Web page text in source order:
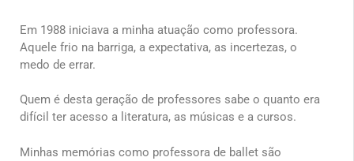
Em 1988 iniciava a minha atuação como professora.
Aquele frio na barriga, a expectativa, as incertezas, o
medo de errar.
Quem é desta geração de professores sabe o quanto era
difícil ter acesso a literatura, as músicas e a cursos.
Minhas memórias como professora de ballet são